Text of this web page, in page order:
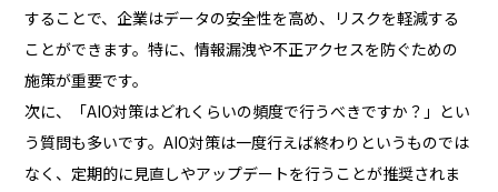
することで、企業はデータの安全性を高め、リスクを軽減する
ことができます。特に、情報漏洩や不正アクセスを防ぐための
施策が重要です。
次に、「AIO対策はどれくらいの頻度で行うべきですか？」とい
う質問も多いです。AIO対策は一度行えば終わりというものでは
なく、定期的に見直しやアップデートを行うことが推奨されま